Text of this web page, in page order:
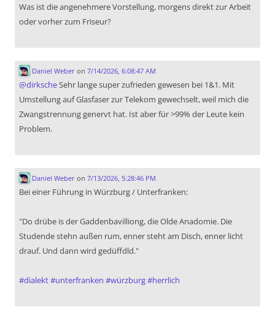
Was ist die angenehmere Vorstellung, morgens direkt zur Arbeit
oder vorher zum Friseur?
Daniel Weberon 7/14/2026, 6:08:47 AM
@dirkscheSehr lange super zufrieden gewesen bei 1&1. Mit
Umstellung auf Glasfaser zur Telekom gewechselt, weil mich die
Zwangstrennung genervt hat. Ist aber für >99% der Leute kein
Problem.
Daniel Weberon 7/13/2026, 5:28:46 PM
Bei einer Führung in Würzburg / Unterfranken:
"Do drübe is der Gaddenbavilliong, die Olde Anadomie. Die
Studende stehn außen rum, enner steht am Disch, enner licht
drauf. Und dann wird gedüffdld."
#dialekt#unterfranken #würzburg#herrlich